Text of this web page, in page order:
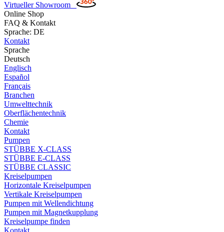
Virtueller Showroom
Online Shop
FAQ & Kontakt
Sprache: DE
Kontakt
Sprache
Deutsch
Englisch
Español
Français
Branchen
Umwelttechnik
Oberflächentechnik
Chemie
Kontakt
Pumpen
STÜBBE X-CLASS
STÜBBE E-CLASS
STÜBBE CLASSIC
Kreiselpumpen
Horizontale Kreiselpumpen
Vertikale Kreiselpumpen
Pumpen mit Wellendichtung
Pumpen mit Magnetkupplung
Kreiselpumpe finden